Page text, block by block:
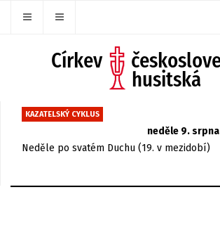
KAZATELSKÝ CYKLUS
neděle 9. srpna
Neděle po svatém Duchu (19. v mezidobí)